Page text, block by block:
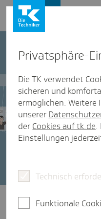
Schneller,
TK-Positionen zur
Privat­sphäre-
Die TK verwendet
sicheren und
ermöglichen.
unserer
der Cookies auf tk.de.
Einstellungen
Technisch
Funktionale